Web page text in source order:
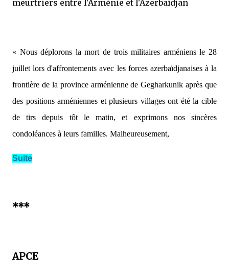
meurtriers entre l'Arménie et l'Azerbaïdjan
« Nous déplorons la mort de trois militaires arméniens le 28
juillet lors d'affrontements avec les forces azerbaïdjanaises à la
frontière de la province arménienne de Gegharkunik après que
des positions arméniennes et plusieurs villages ont été la cible
de tirs depuis tôt le matin, et exprimons nos sincères
condoléances à leurs familles. Malheureusement,
Suite
***
APCE